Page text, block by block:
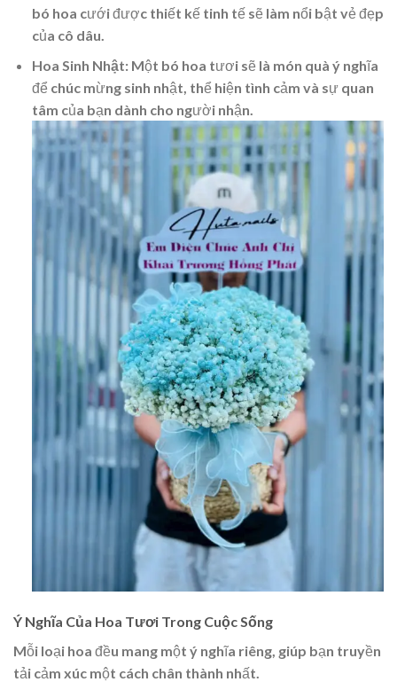
bó hoa cưới được thiết kế tinh tế sẽ làm nổi bật vẻ đẹp
của cô dâu.
Hoa Sinh Nhật:Một bó hoa tươi sẽ là món quà ý nghĩa
để chúc mừng sinh nhật, thể hiện tình cảm và sự quan
tâm của bạn dành cho người nhận.
Ý Nghĩa Của Hoa Tươi Trong Cuộc Sống
Mỗi loại hoa đều mang một ý nghĩa riêng, giúp bạn truyền
tải cảm xúc một cách chân thành nhất.